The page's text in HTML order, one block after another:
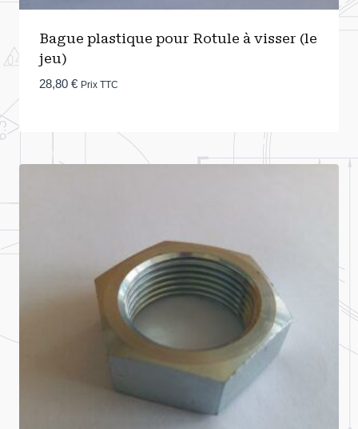
Bague plastique pour Rotule à visser (le
jeu)
28,80 € Prix TTC